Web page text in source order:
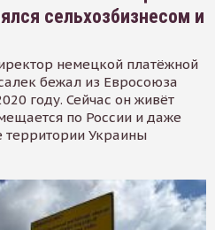
сельхозбизнесом и
немецкой платёжной
бежал из Евросоюза
году. Сейчас он живёт
по России и даже
территории Украины